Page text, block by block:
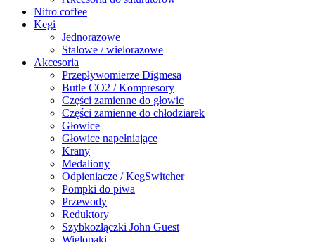
Nitro coffee
Kegi
Jednorazowe
Stalowe / wielorazowe
Akcesoria
Przepływomierze Digmesa
Butle CO2 / Kompresory
Części zamienne do głowic
Części zamienne do chłodziarek
Głowice
Głowice napełniające
Krany
Medaliony
Odpieniacze / KegSwitcher
Pompki do piwa
Przewody
Reduktory
Szybkozłączki John Guest
Wielopaki